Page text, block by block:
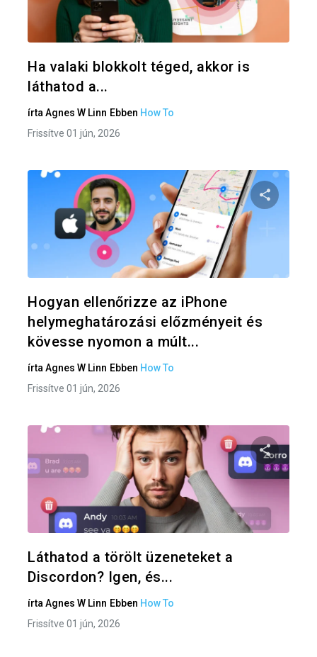
Ha valaki blokkolt téged, akkor is
láthatod a...
írta Agnes W Linn Ebben How To
Frissítve 01 jún, 2026
Hogyan ellenőrizze az iPhone
helymeghatározási előzményeit és
kövesse nyomon a múlt...
írta Agnes W Linn Ebben How To
Frissítve 01 jún, 2026
Oszd
Láthatod a törölt üzeneteket a
Discordon? Igen, és...
írta Agnes W Linn Ebben How To
Frissítve 01 jún, 2026